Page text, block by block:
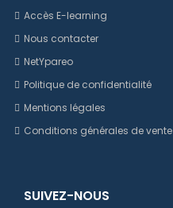
Accès E-learning
Nous contacter
NetYpareo
Politique de confidentialité
Mentions légales
Conditions générales de vente
SUIVEZ-NOUS